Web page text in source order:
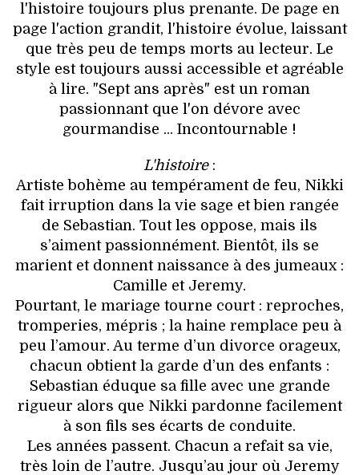
l'histoire toujours plus prenante. De page en
page l'action grandit, l'histoire évolue, laissant
que très peu de temps morts au lecteur. Le
style est toujours aussi accessible et agréable
à lire. "Sept ans après" est un roman
passionnant que l'on dévore avec
gourmandise ... Incontournable !
L'histoire:
Artiste bohème au tem­pé­ra­ment de feu, Nikki
fait irruption dans la vie sage et bien rangée
de Sebastian. Tout les oppose, mais ils
s’aiment passionnément. Bientôt, ils se
marient et donnent naissance à des jumeaux :
Camille et Jeremy.
Pourtant, le mariage tourne court : reproches,
tromperies, mépris ; la haine remplace peu à
peu l’amour. Au terme d’un divorce ora­geux,
chacun obtient la garde d’un des enfants :
Sebastian éduque sa fille avec une grande
rigueur alors que Nikki par­donne faci­le­ment
à son fils ses écarts de conduite.
Les années passent. Chacun a refait sa vie,
très loin de l’autre. Jusqu’au jour où Jeremy